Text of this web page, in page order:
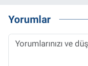
Yorumlar